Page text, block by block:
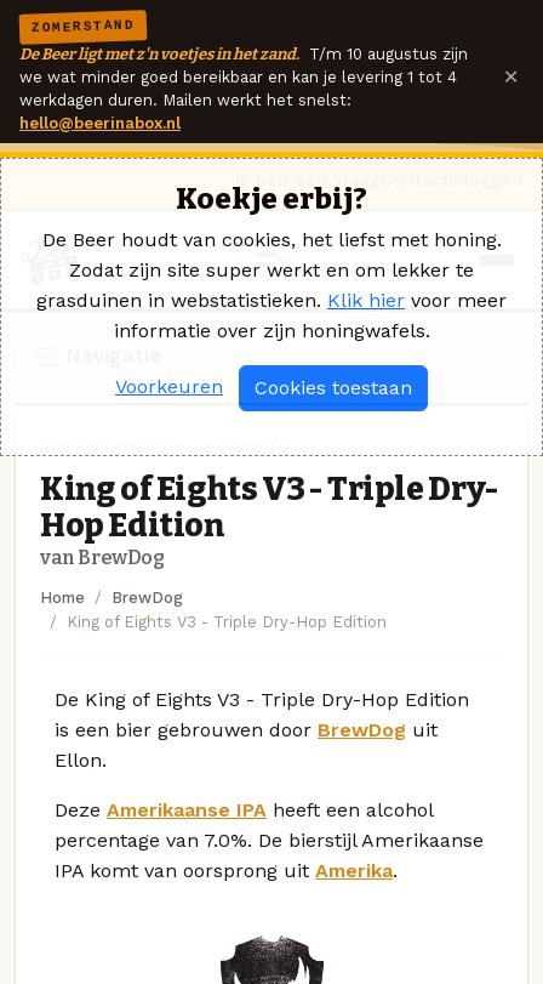
ZOMERSTAND
De Beer ligt met z'n voetjes in het zand. T/m 10 augustus zijn
we wat minder goed bereikbaar en kan je levering 1 tot 4
werkdagen duren. Mailen werkt het snelst:
hello@beerinabox.nl
×
King of Eights V3 - Triple Dry-
Hop Edition
van BrewDog
Home
BrewDog
King of Eights V3 - Triple Dry-Hop Edition
De King of Eights V3 - Triple Dry-Hop Edition
is een bier gebrouwen door BrewDog uit
Ellon.
Deze Amerikaanse IPA heeft een alcohol
percentage van 7.0%. De bierstijl Amerikaanse
IPA komt van oorsprong uit Amerika.
Koekje erbij?
De Beer houdt van cookies, het liefst met honing.
Zodat zijn site super werkt en om lekker te
grasduinen in webstatistieken. Klik hier voor meer
informatie over zijn honingwafels.
Voorkeuren Cookies toestaan